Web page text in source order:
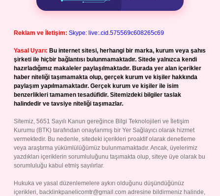
Reklam ve İletişim: Skype: live:.cid.575569c608265c69
Yasal Uyarı: Bu internet sitesi, herhangi bir marka, kurum veya şahıs
şirketi ile hiçbir bağlantısı bulunmamaktadır. Sitede yalnızca kendi
hazırladığımız makaleler paylaşılmaktadır. Burada yer alan içerikler
haber niteliği taşımamakta olup, gerçek kurum ve kişiler hakkında
paylaşım yapılmamaktadır. Gerçek kurum ve kişiler ile isim
benzerlikleri tamamen tesadüfidir. Sitemizdeki bilgiler taslak
halindedir ve tavsiye niteliği taşımazlar.
Sitemiz, 5651 Sayılı Kanun gereğince Bilgi Teknolojileri ve İletişim
Kurumu (BTK) tarafından onaylanmış bir Yer Sağlayıcı olarak hizmet
vermektedir. Bu nedenle, sitedeki içerikleri proaktif olarak denetleme
veya araştırma yükümlülüğümüz bulunmamaktadır. Ancak, üyelerimiz
yazdıkları içeriklerin sorumluluğunu taşımakta olup, siteye üye olarak bu
sorumluluğu kabul etmiş sayılırlar.
Hukuka ve yasal düzenlemelere aykırı olduğunu düşündüğünüz
içerikleri, backlinkpanelicomtr@gmail.com adresine bildirmeniz halinde,